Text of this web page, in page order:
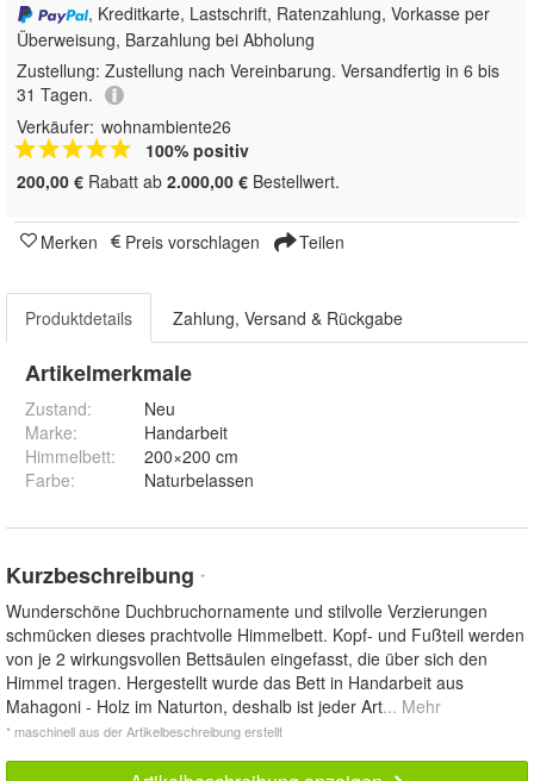
, Kreditkarte, Lastschrift, Ratenzahlung, Vorkasse per
Überweisung, Barzahlung bei Abholung
Zustellung: Zustellung nach Vereinbarung. Versandfertig in 6 bis
31 Tagen.
Verkäufer: wohnambiente26
100% positiv
200,00 € Rabatt ab 2.000,00 € Bestellwert.
Merken Preis vorschlagen Teilen
Produktdetails Zahlung, Versand & Rückgabe
Artikelmerkmale
Zustand:
Neu
Marke:
Handarbeit
Himmelbett:
200×200 cm
Farbe: Naturbelassen
Kurzbeschreibung *
Wunderschöne Duchbruchornamente und stilvolle Verzierungen
schmücken dieses prachtvolle Himmelbett. Kopf- und Fußteil werden
von je 2 wirkungsvollen Bettsäulen eingefasst, die über sich den
Himmel tragen. Hergestellt wurde das Bett in Handarbeit aus
Mahagoni - Holz im Naturton, deshalb ist jeder Art... Mehr
* maschinell aus der Artikelbeschreibung erstellt